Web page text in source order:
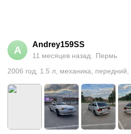
A Andrey159SS
11 месяцев назад
Пермь
2006 год 1.5 л механика передний